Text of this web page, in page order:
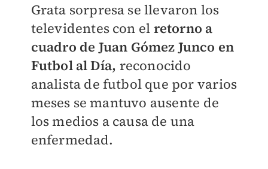
Grata sorpresa se llevaron los
televidentes con el retorno a
cuadro de Juan Gómez Junco en
Futbol al Día, reconocido
analista de futbol que por varios
meses se mantuvo ausente de
los medios a causa de una
enfermedad.